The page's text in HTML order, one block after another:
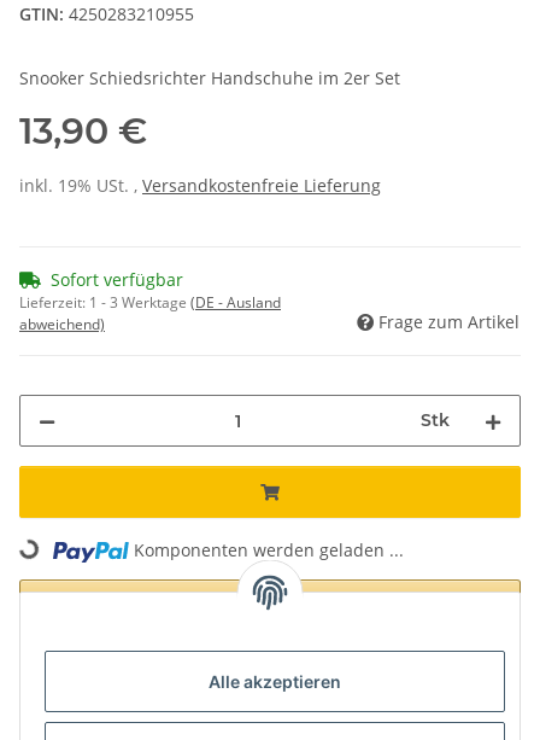
Alle akzeptieren
GTIN: 4250283210955
Snooker Schiedsrichter Handschuhe im 2er Set
13,90 €
inkl. 19% USt. , Versandkostenfreie Lieferung
Sofort verfügbar
Lieferzeit: 1 - 3 Werktage (DE - Ausland
abweichend)
Frage zum Artikel
Stk
Loading... Komponenten werden geladen ...